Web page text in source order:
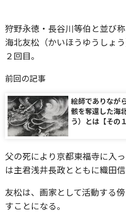
狩野永徳・長谷川等伯と並び
海北友松（かいほうゆうしょ
２回目。
前回の記事
絵師でありなが
骸を奪還した海
う）とは【その１
父の死により京都東福寺に入
は主君浅井長政とともに織田
友松は、画家として活動する
すことになる。